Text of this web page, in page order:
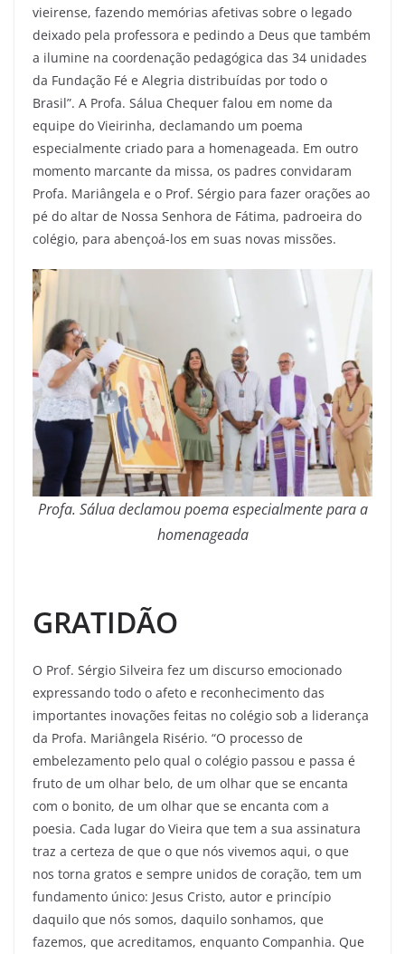
vieirense, fazendo memórias afetivas sobre o legado
deixado pela professora e pedindo a Deus que também
a ilumine na coordenação pedagógica das 34 unidades
da Fundação Fé e Alegria distribuídas por todo o
Brasil”. A Profa. Sálua Chequer falou em nome da
equipe do Vieirinha, declamando um poema
especialmente criado para a homenageada. Em outro
momento marcante da missa, os padres convidaram
Profa. Mariângela e o Prof. Sérgio para fazer orações ao
pé do altar de Nossa Senhora de Fátima, padroeira do
colégio, para abençoá-los em suas novas missões.
Profa. Sálua declamou poema especialmente para a
homenageada
GRATIDÃO
O Prof. Sérgio Silveira fez um discurso emocionado
expressando todo o afeto e reconhecimento das
importantes inovações feitas no colégio sob a liderança
da Profa. Mariângela Risério. “O processo de
embelezamento pelo qual o colégio passou e passa é
fruto de um olhar belo, de um olhar que se encanta
com o bonito, de um olhar que se encanta com a
poesia. Cada lugar do Vieira que tem a sua assinatura
traz a certeza de que o que nós vivemos aqui, o que
nos torna gratos e sempre unidos de coração, tem um
fundamento único: Jesus Cristo, autor e princípio
daquilo que nós somos, daquilo sonhamos, que
fazemos, que acreditamos, enquanto Companhia. Que